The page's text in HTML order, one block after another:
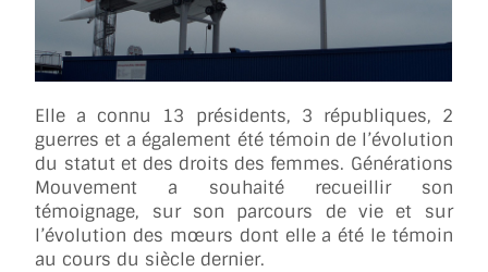
Elle a connu 13 présidents, 3 républiques, 2
guerres et a également été témoin de l’évolution
du statut et des droits des femmes. Générations
Mouvement a souhaité recueillir son
témoignage, sur son parcours de vie et sur
l’évolution des mœurs dont elle a été le témoin
au cours du siècle dernier.